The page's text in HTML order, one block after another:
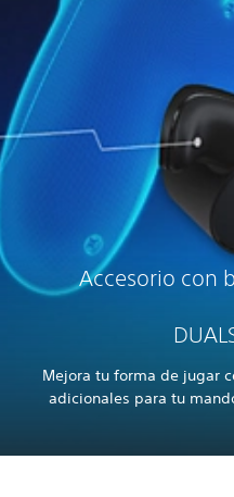
Accesorio con
Mejora tu forma de jugar
adicionales para tu